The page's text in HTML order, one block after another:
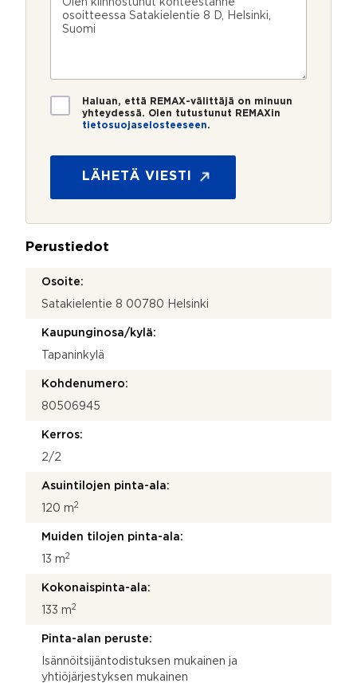
o
*
i
*
T
i
o
*
Haluan, että REMAX-välittäjä on minuun
yhteydessä. Olen tutustunut REMAXin
tietosuojaselosteeseen.
LÄHETÄ VIESTI
Perustiedot
Osoite:
Satakielentie 8 00780 Helsinki
Kaupunginosa/kylä:
Tapaninkylä
Kohdenumero:
80506945
Kerros:
2/2
Asuintilojen pinta-ala:
120 m2
Muiden tilojen pinta-ala:
13 m2
Kokonaispinta-ala:
133 m2
Pinta-alan peruste:
Isännöitsijäntodistuksen mukainen ja
yhtiöjärjestyksen mukainen